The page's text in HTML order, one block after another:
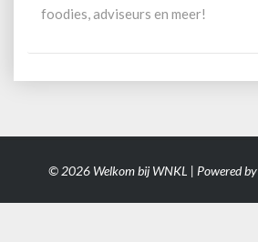
foodies, adviseurs en meer!
© 2026 Welkom bij WNKL | Powered by